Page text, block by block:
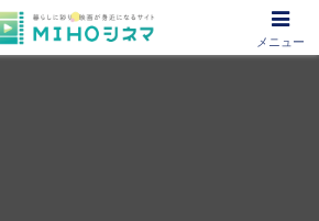
！あなたの映画図書館『MIHOシネマ』
メニュー